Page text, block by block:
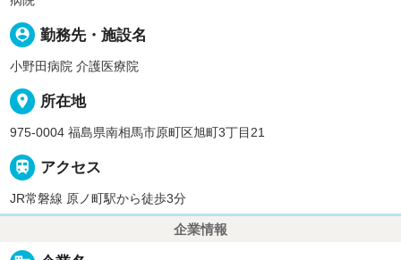
person_pin 勤務先・施設名
小野田病院 介護医療院
place 所在地
975-0004 福島県南相馬市原町区旭町3丁目21
 アクセス
JR常磐線 原ノ町駅から徒歩3分
企業情報